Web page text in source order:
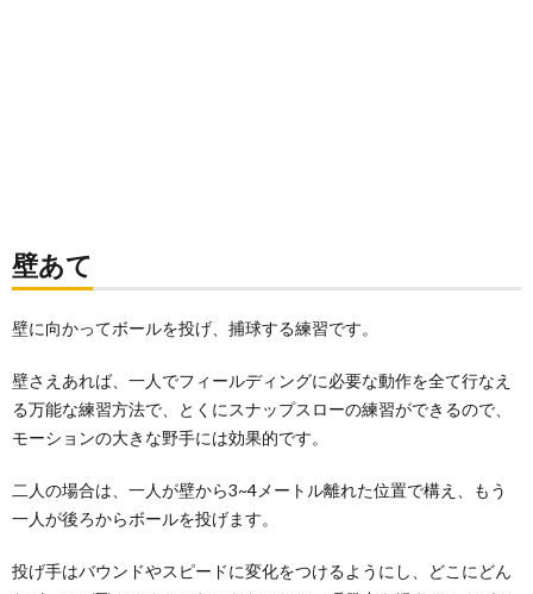
壁あて
壁に向かってボールを投げ、捕球する練習です。
壁さえあれば、一人でフィールディングに必要な動作を全て行なえ
る万能な練習方法で、とくにスナップスローの練習ができるので、
モーションの大きな野手には効果的です。
二人の場合は、一人が壁から3~4メートル離れた位置で構え、もう
一人が後ろからボールを投げます。
投げ手はバウンドやスピードに変化をつけるようにし、どこにどん